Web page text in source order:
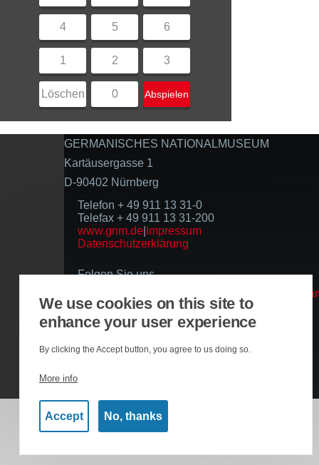
4 5 6
1 2 3
Löschen 0 Abspielen
GERMANISCHES NATIONALMUSEUM
Kartäusergasse 1
D-90402 Nürnberg
Telefon + 49 911 13 31-0
Telefax + 49 911 13 31-200
www.gnm.de Impressum
Datenschutzerklärung
Folgen Sie uns
Basierend auf der Infrastruktur
We use cookies on this site to
enhance your user experience
By clicking the Accept button, you agree to us doing so.
More info
Accept No, thanks